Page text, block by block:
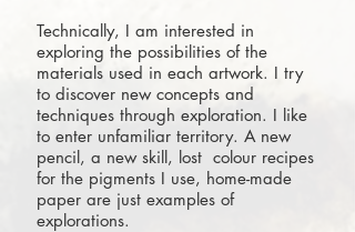
Technically, I am interested in
exploring the possibilities of the
materials used in each artwork. I try
to discover new concepts and
techniques through exploration. I like
to enter unfamiliar territory. A new
pencil, a new skill, lost colour recipes
for the pigments I use, home-made
paper are just examples of
explorations.